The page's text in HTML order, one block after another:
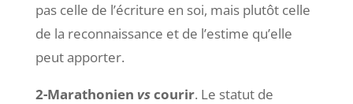
pas celle de l’écriture en soi, mais plutôt celle
de la reconnaissance et de l’estime qu’elle
peut apporter.
2-Marathonien vscourir. Le statut de